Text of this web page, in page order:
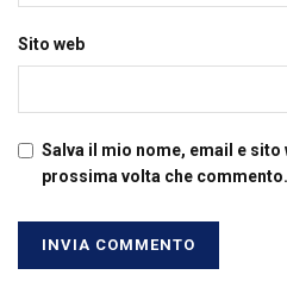
Sito web
Salva il mio nome, email e
prossima volta che commento.